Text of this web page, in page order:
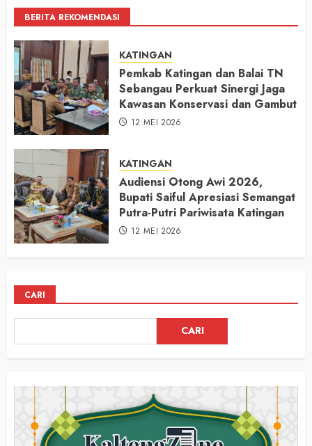
BERITA REKOMENDASI
KATINGAN
Pemkab Katingan dan Balai TN
Sebangau Perkuat Sinergi Jaga
Kawasan Konservasi dan Gambut
12 MEI 2026
KATINGAN
Audiensi Otong Awi 2026,
Bupati Saiful Apresiasi Semangat
Putra-Putri Pariwisata Katingan
12 MEI 2026
CARI
CARI